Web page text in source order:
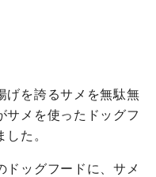
を誇るサメを無駄無
サメを使ったドッグフ
た。
ッグフードに、サメ